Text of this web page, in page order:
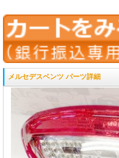
メルセデスベンツ パーツ詳細